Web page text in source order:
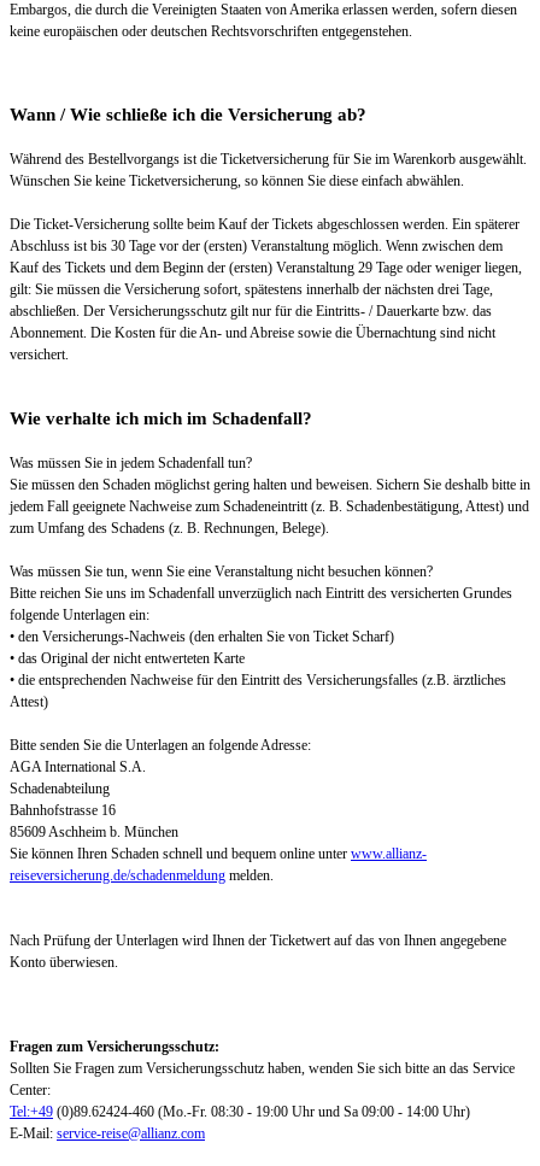
Embargos, die durch die Vereinigten Staaten von Amerika erlassen werden, sofern diesen
keine europäischen oder deutschen Rechtsvorschriften entgegenstehen.
Wann / Wie schließe ich die Versicherung ab?
Während des Bestellvorgangs ist die Ticketversicherung für Sie im Warenkorb ausgewählt.
Wünschen Sie keine Ticketversicherung, so können Sie diese einfach abwählen.
Die Ticket-Versicherung sollte beim Kauf der Tickets abgeschlossen werden. Ein späterer
Abschluss ist bis 30 Tage vor der (ersten) Veranstaltung möglich. Wenn zwischen dem
Kauf des Tickets und dem Beginn der (ersten) Veranstaltung 29 Tage oder weniger liegen,
gilt: Sie müssen die Versicherung sofort, spätestens innerhalb der nächsten drei Tage,
abschließen. Der Versicherungsschutz gilt nur für die Eintritts- / Dauerkarte bzw. das
Abonnement. Die Kosten für die An- und Abreise sowie die Übernachtung sind nicht
versichert.
Wie verhalte ich mich im Schadenfall?
Was müssen Sie in jedem Schadenfall tun?
Sie müssen den Schaden möglichst gering halten und beweisen. Sichern Sie deshalb bitte in
jedem Fall geeignete Nachweise zum Schadeneintritt (z. B. Schadenbestätigung, Attest) und
zum Umfang des Schadens (z. B. Rechnungen, Belege).
Was müssen Sie tun, wenn Sie eine Veranstaltung nicht besuchen können?
Bitte reichen Sie uns im Schadenfall unverzüglich nach Eintritt des versicherten Grundes
folgende Unterlagen ein:
• den Versicherungs-Nachweis (den erhalten Sie von Ticket Scharf)
• das Original der nicht entwerteten Karte
• die entsprechenden Nachweise für den Eintritt des Versicherungsfalles (z.B. ärztliches
Attest)
Bitte senden Sie die Unterlagen an folgende Adresse:
AGA International S.A.
Schadenabteilung
Bahnhofstrasse 16
85609 Aschheim b. München
Sie können Ihren Schaden schnell und bequem online unter www.allianz-
reiseversicherung.de/schadenmeldung melden.
Nach Prüfung der Unterlagen wird Ihnen der Ticketwert auf das von Ihnen angegebene
Konto überwiesen.
Fragen zum Versicherungsschutz:
Sollten Sie Fragen zum Versicherungsschutz haben, wenden Sie sich bitte an das Service
Center:
Tel:+49 (0)89.62424-460 (Mo.-Fr. 08:30 - 19:00 Uhr und Sa 09:00 - 14:00 Uhr)
E-Mail: service-reise@allianz.com